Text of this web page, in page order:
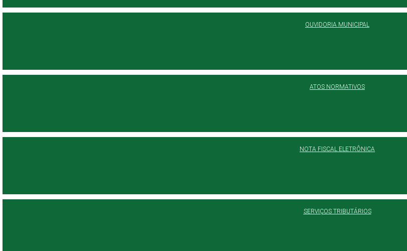
OUVIDORIA MUNICIPAL
ATOS NORMATIVOS
NOTA FISCAL ELETRÔNICA
SERVIÇOS TRIBUTÁRIOS